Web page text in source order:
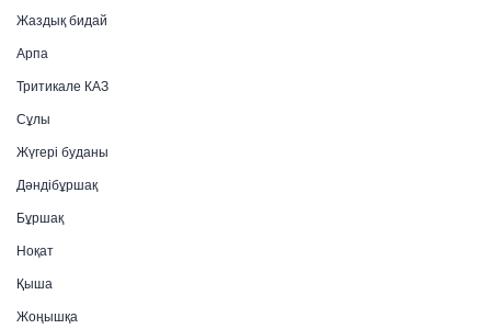
Жаздық бидай
Арпа
Тритикале КАЗ
Сұлы
Жүгері буданы
Дәндібұршақ
Бұршақ
Ноқат
Қыша
Жоңышқа